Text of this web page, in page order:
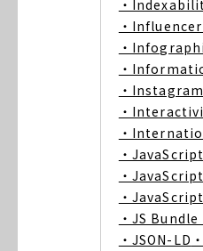
・
・
・
・
・Instagram
・
・
・JavaScript
・
・
・JS Bundle
・JSON-LD